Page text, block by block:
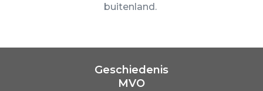
buitenland.
Geschiedenis
MVO